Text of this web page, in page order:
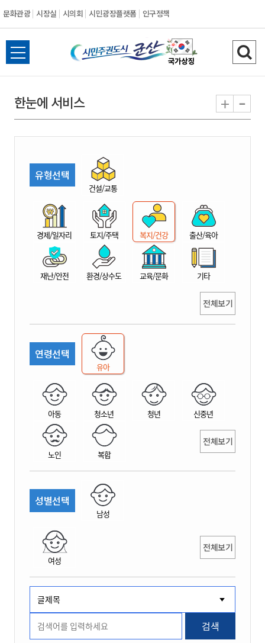
문화관광 시장실 시의회 시민광장플랫폼 인구정책
시
민
권
시
산
전
체
뉴
열
검
색
기
한눈에 서비스 + -
유형선택
건설/교통
경제/일자리 토지/주택 복지/건강 출산/육아
재난/안전 환경/상수도 교육/문화 기타
전체보기
연령선택
유아
아동 청소년 청년 신중년
노인 복합
전체보기
성별선택
남성
여성
전체보기
검색